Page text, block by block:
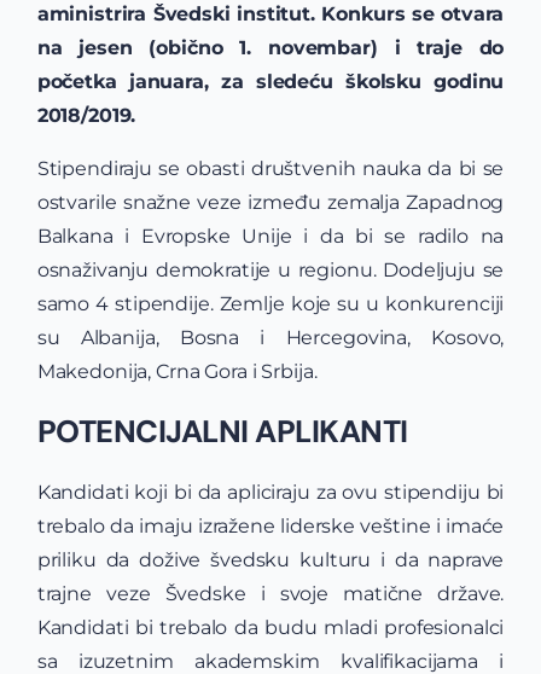
aministrira Švedski institut. Konkurs se otvara
na jesen (obično 1. novembar) i traje do
početka januara, za sledeću školsku godinu
2018/2019.
Stipendiraju se obasti društvenih nauka da bi se
ostvarile snažne veze između zemalja Zapadnog
Balkana i Evropske Unije i da bi se radilo na
osnaživanju demokratije u regionu. Dodeljuju se
samo 4 stipendije. Zemlje koje su u konkurenciji
su Albanija, Bosna i Hercegovina, Kosovo,
Makedonija, Crna Gora i Srbija.
POTENCIJALNI APLIKANTI
Kandidati koji bi da apliciraju za ovu stipendiju bi
trebalo da imaju izražene liderske veštine i imaće
priliku da dožive švedsku kulturu i da naprave
trajne veze Švedske i svoje matične države.
Kandidati bi trebalo da budu mladi profesionalci
sa izuzetnim akademskim kvalifikacijama i